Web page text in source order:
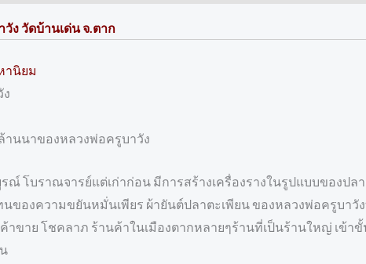
ง วัดบ้านเด่น จ.ตาก
านิยม
านนาของหลวงพ่อครูบาวัง
โบราณจารย์แต่เก่าก่อน มีการสร้างเครื่องรางในรูปแบบของปล
ของความขยันหมั่นเพียร ผ้ายันต์ปลาตะเพียน ของหลวงพ่อครูบาวั
าขาย โชคลาภ ร้านค้าในเมืองตากหลายๆร้านที่เป็นร้านใหญ่ เข้า